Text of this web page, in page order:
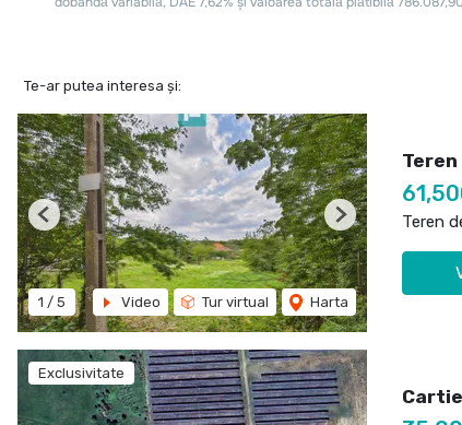
Te-ar putea interesa și:
1 / 5 Video Tur virtual Harta
Previous Next Teren
Exclusivitate